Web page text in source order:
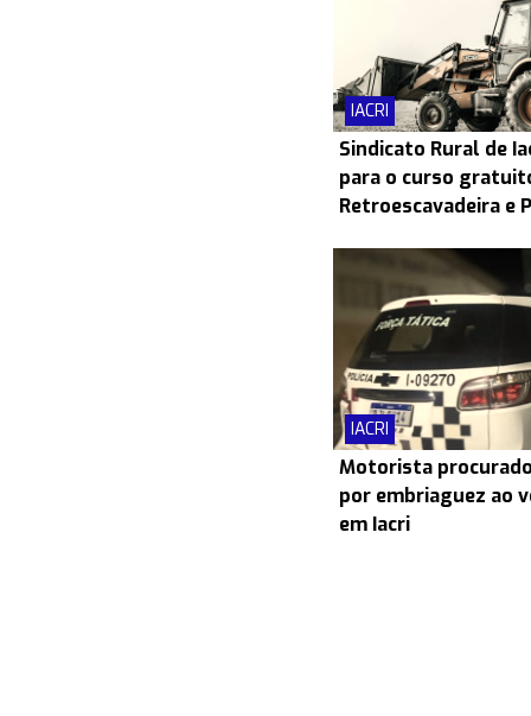
IACRI
Sindicato Rural de
para o curso
Retroescavadeira e
IACRI
Motorista
por embriaguez ao
em Iacri